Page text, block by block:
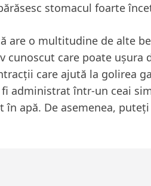
stomacul foarte
are o multitudine de alte
cunoscut care poate ușura
care ajută la golirea
administrat într-un ceai
în apă. De asemenea,